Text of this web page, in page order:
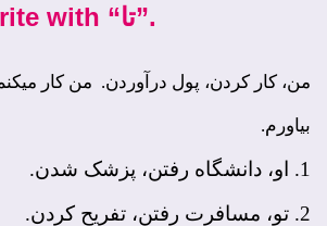
write with “تا”.
من، کار کردن، پول درآوردن. من کار
بیاورم.
1. او، دانشگاه رفتن، پزشک شدن.
2. تو، مسافرت رفتن، تفریح کردن.